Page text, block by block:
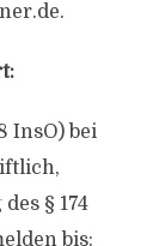
.
InsO) bei
§ 174
bis: